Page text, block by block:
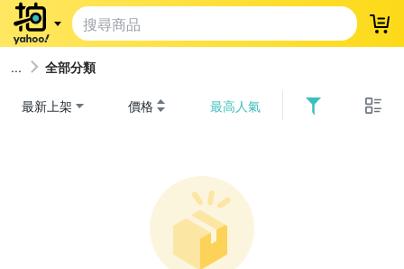
登
全部分類
最新上架 價格 最高人氣